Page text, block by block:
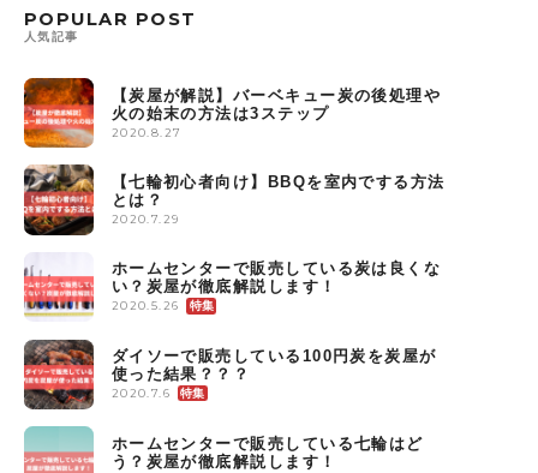
POPULAR POST
人気記事
【炭屋が解説】バーベキュー炭の後処理や
火の始末の方法は3ステップ
2020.8.27
【七輪初心者向け】BBQを室内でする方法
とは？
2020.7.29
ホームセンターで販売している炭は良くな
い？炭屋が徹底解説します！
2020.5.26
ダイソーで販売している100円炭を炭屋が
使った結果？？？
2020.7.6
ホームセンターで販売している七輪はど
う？炭屋が徹底解説します！